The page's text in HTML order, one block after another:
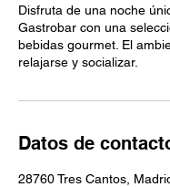
Disfruta de una noche
Gastrobar con una
bebidas gourmet. El
relajarse y socializar.
Datos de
28760 Tres Cantos,